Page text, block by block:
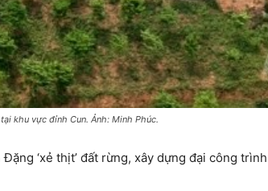
khu vực đỉnh Cun. Ảnh: Minh Phúc.
‘xẻ thịt’ đất rừng, xây dựng đại công